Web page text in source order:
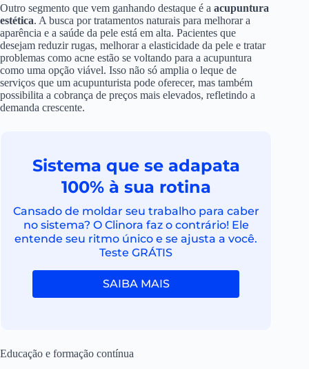
Outro segmento que vem ganhando destaque é a acupuntura
estética. A busca por tratamentos naturais para melhorar a
aparência e a saúde da pele está em alta. Pacientes que
desejam reduzir rugas, melhorar a elasticidade da pele e tratar
problemas como acne estão se voltando para a acupuntura
como uma opção viável. Isso não só amplia o leque de
serviços que um acupunturista pode oferecer, mas também
possibilita a cobrança de preços mais elevados, refletindo a
demanda crescente.
Sistema que se adapata
100% à sua rotina
Cansado de moldar seu trabalho para caber
no sistema? O Clinora faz o contrário! Ele
entende seu ritmo único e se ajusta a você.
Teste GRÁTIS
SAIBA MAIS
Educação e formação contínua